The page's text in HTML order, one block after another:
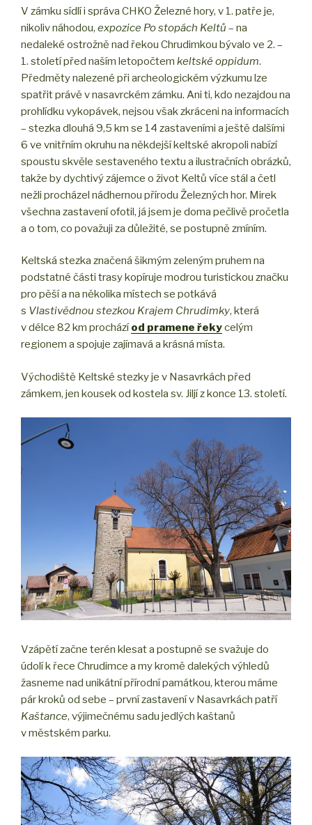
V zámku sídlí i správa CHKO Železné hory, v 1. patře je,
nikoliv náhodou, expozice Po stopách Keltů – na
nedaleké ostrožně nad řekou Chrudimkou bývalo ve 2. –
1. století před naším letopočtem keltské oppidum.
Předměty nalezené při archeologickém výzkumu lze
spatřit právě v nasavrckém zámku. Ani ti, kdo nezajdou na
prohlídku vykopávek, nejsou však zkráceni na informacích
– stezka dlouhá 9,5 km se 14 zastaveními a ještě dalšími
6 ve vnitřním okruhu na někdejší keltské akropoli nabízí
spoustu skvěle sestaveného textu a ilustračních obrázků,
takže by dychtivý zájemce o život Keltů více stál a četl
nežli procházel nádhernou přírodu Železných hor. Mirek
všechna zastavení ofotil, já jsem je doma pečlivě pročetla
a o tom, co považuji za důležité, se postupně zmíním.
Keltská stezka značená šikmým zeleným pruhem na
podstatné části trasy kopíruje modrou turistickou značku
pro pěší a na několika místech se potkává
s Vlastivědnou stezkou Krajem Chrudimky, která
v délce 82 km procházíod pramene řekycelým
regionem a spojuje zajímavá a krásná místa.
Východiště Keltské stezky je v Nasavrkách před
zámkem, jen kousek od kostela sv. Jiljí z konce 13. století.
Vzápětí začne terén klesat a postupně se svažuje do
údolí k řece Chrudimce a my kromě dalekých výhledů
žasneme nad unikátní přírodní památkou, kterou máme
pár kroků od sebe – první zastavení v Nasavrkách patří
Kaštance, výjimečnému sadu jedlých kaštanů
v městském parku.